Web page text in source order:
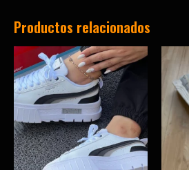
Productos relacionados